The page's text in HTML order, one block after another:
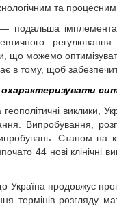
та процесним
що можемо
в тому, щоб
виклики,
Випробування,
Станом на
44 нові клінічні
Україна продовжує
термінів розгляду